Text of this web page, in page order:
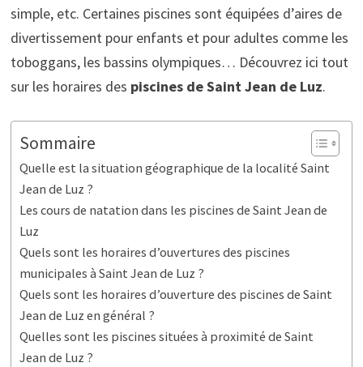
simple, etc. Certaines piscines sont équipées d’aires de
divertissement pour enfants et pour adultes comme les
toboggans, les bassins olympiques… Découvrez ici tout
sur les horaires des piscines de Saint Jean de Luz.
Sommaire
Quelle est la situation géographique de la localité Saint
Jean de Luz ?
Les cours de natation dans les piscines de Saint Jean de
Luz
Quels sont les horaires d’ouvertures des piscines
municipales à Saint Jean de Luz ?
Quels sont les horaires d’ouverture des piscines de Saint
Jean de Luz en général ?
Quelles sont les piscines situées à proximité de Saint
Jean de Luz ?